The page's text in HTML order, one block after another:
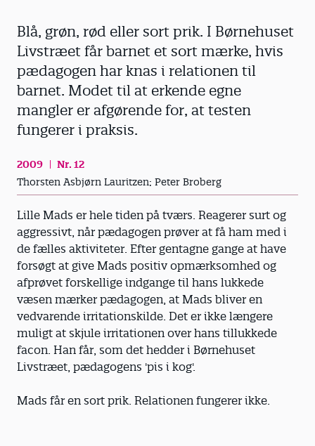
Blå, grøn, rød eller sort prik. I Børnehuset
Livstræet får barnet et sort mærke, hvis
pædagogen har knas i relationen til
barnet. Modet til at erkende egne
mangler er afgørende for, at testen
fungerer i praksis.
2009
Nr. 12
Thorsten Asbjørn Lauritzen; Peter Broberg
Lille Mads er hele tiden på tværs. Reagerer surt og
aggressivt, når pædagogen prøver at få ham med i
de fælles aktiviteter. Efter gentagne gange at have
forsøgt at give Mads positiv opmærksomhed og
afprøvet forskellige indgange til hans lukkede
væsen mærker pædagogen, at Mads bliver en
vedvarende irritationskilde. Det er ikke længere
muligt at skjule irritationen over hans tillukkede
facon. Han får, som det hedder i Børnehuset
Livstræet, pædagogens 'pis i kog'.
Mads får en sort prik. Relationen fungerer ikke.